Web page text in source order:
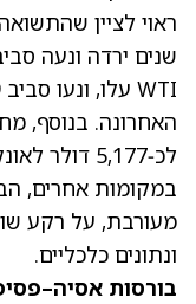
לכ‑5,177 דולר לאונקיה ביום שישי.
במקומות אחרים,
מעורבת, על רקע
ונתונים כלכליים.
בורסות